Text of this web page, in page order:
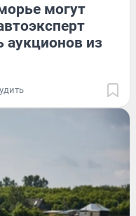
могут
аукционов из